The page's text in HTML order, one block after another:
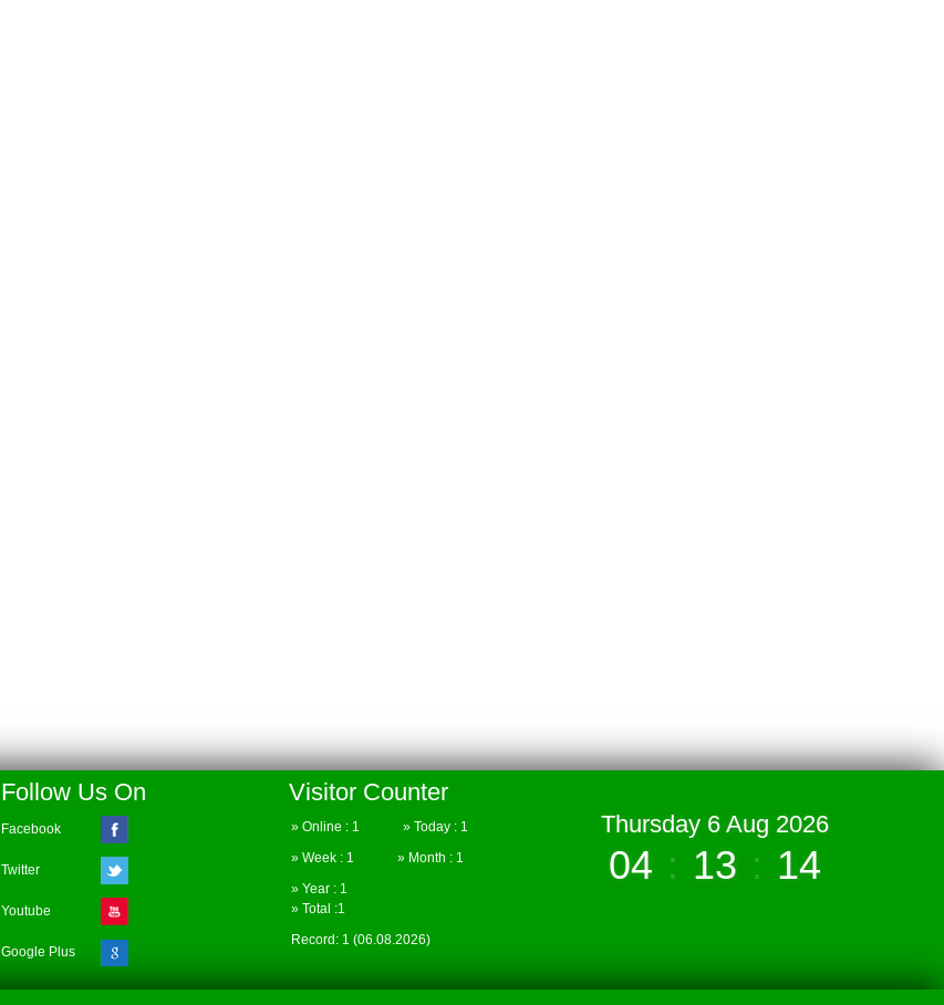
Follow Us On
Facebook
Twitter
Youtube
Google Plus
Visitor Counter
» Online : 1 » Today : 1
» Week : 1 » Month : 1
» Year : 1
» Total :1
Record: 1 (06.08.2026)
Thursday 6 Aug 2026
04 : 13 : 14